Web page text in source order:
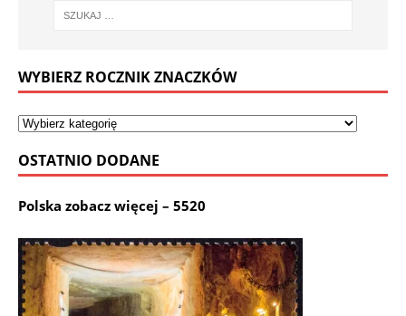
WYBIERZ ROCZNIK ZNACZKÓW
OSTATNIO DODANE
Polska zobacz więcej – 5520